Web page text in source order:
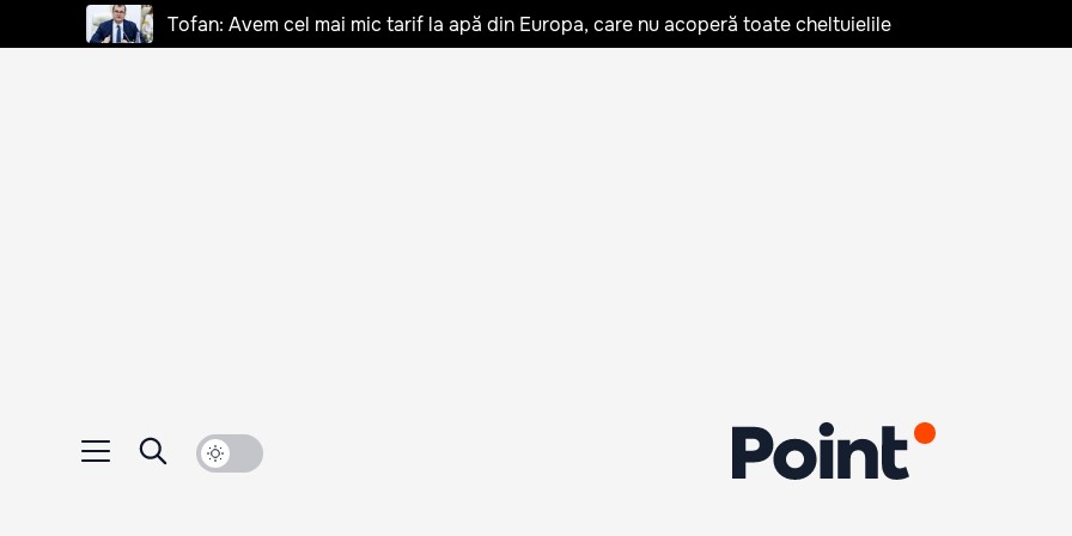
Tofan: Avem cel mai mic tarif la apă din Europa, care nu acoperă toate cheltuielile